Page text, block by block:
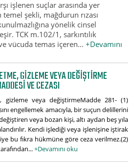
işlenen suçlar arasında yer
şekli, mağdurun rızası
yönelik cinsel
TCK m.102/1, sarkıntılık
vücuda temas içeren...+Devamını
GIZLEME VEYA DEĞIŞTIRME
VE CEZASI
veya değiştirmeMadde 281- (1)
engellemek amacıyla, bir suçun delillerini
veya bozan kişi, altı aydan beş yıla
Kendi işlediği veya işlenişine iştirak
bu fıkra hükmüne göre ceza verilmez.(2)
+Devamını oku